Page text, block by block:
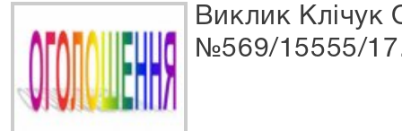
Виклик Клічук
№569/15555/